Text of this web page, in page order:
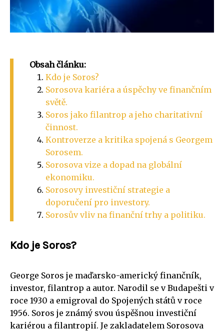
Obsah článku:
Kdo je Soros?
Sorosova kariéra a úspěchy ve finančním
světě.
Soros jako filantrop a jeho charitativní
činnost.
Kontroverze a kritika spojená s Georgem
Sorosem.
Sorosova vize a dopad na globální
ekonomiku.
Sorosovy investiční strategie a
doporučení pro investory.
Sorosův vliv na finanční trhy a politiku.
Kdo je Soros?
George Soros je maďarsko-americký finančník,
investor, filantrop a autor. Narodil se v Budapešti v
roce 1930 a emigroval do Spojených států v roce
1956. Soros je známý svou úspěšnou investiční
kariérou a filantropií. Je zakladatelem Sorosova